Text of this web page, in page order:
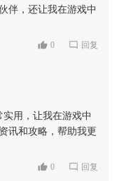
伴，还让我在游戏中
0 回复
实用，让我在游戏中
讯和攻略，帮助我更
0 回复